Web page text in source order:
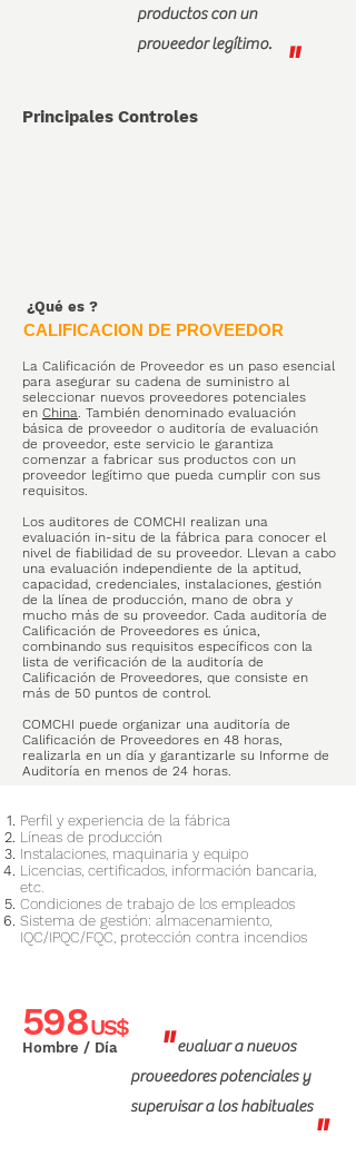
CALIFICACION DE PROVEEDOR
¿Qué es ?
productos con un
proveedor legítimo.
"
Principales Controles
La Calificación de Proveedor es un paso esencial
para asegurar su cadena de suministro al
seleccionar nuevos proveedores potenciales
en China. También denominado evaluación
básica de proveedor o auditoría de evaluación
de proveedor, este servicio le garantiza
comenzar a fabricar sus productos con un
proveedor legítimo que pueda cumplir con sus
requisitos.
Los auditores de COMCHI realizan una
evaluación in-situ de la fábrica para conocer el
nivel de fiabilidad de su proveedor. Llevan a cabo
una evaluación independiente de la aptitud,
capacidad, credenciales, instalaciones, gestión
de la línea de producción, mano de obra y
mucho más de su proveedor. Cada auditoría de
Calificación de Proveedores es única,
combinando sus requisitos específicos con la
lista de verificación de la auditoría de
Calificación de Proveedores, que consiste en
más de 50 puntos de control.
COMCHI puede organizar una auditoría de
Calificación de Proveedores en 48 horas,
realizarla en un día y garantizarle su Informe de
Auditoría en menos de 24 horas.
Perfil y experiencia de la fábrica
Líneas de producción
Instalaciones, maquinaria y equipo
Licencias, certificados, información bancaria,
etc.
Condiciones de trabajo de los empleados
Sistema de gestión: almacenamiento,
IQC/IPQC/FQC, protección contra incendios​
598
"
evaluar a nuevos
proveedores potenciales y
supervisar a los habituales
"
US$
Hombre / Día